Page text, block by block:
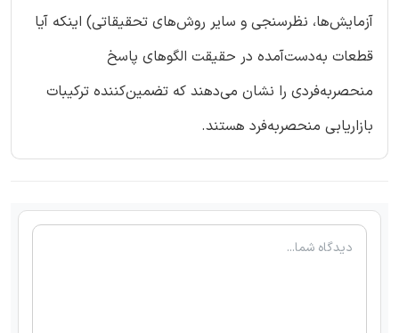
آزمایش‌ها، نظرسنجی و سایر روش‌های تحقیقاتی) اینکه آیا
قطعات به‌دست‌آمده در حقیقت الگوهای پاسخ
منحصربه‌فردی را نشان می‌دهند که تضمین‌کننده ترکیبات
بازاریابی منحصربه‌فرد هستند.